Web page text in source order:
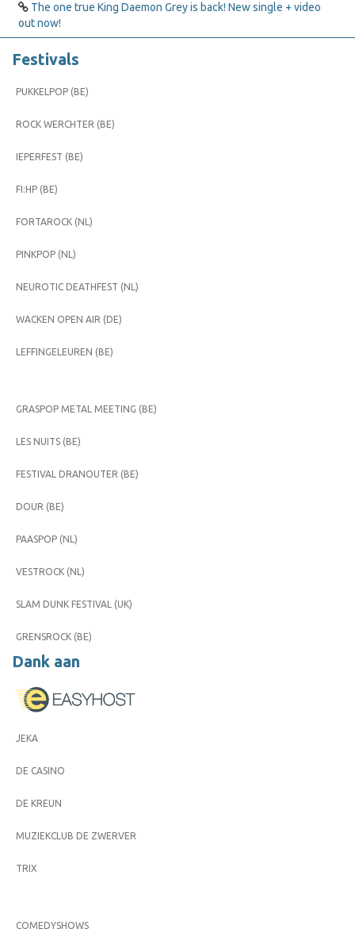
The one true King Daemon Grey is back! New single + video
out now!
Festivals
PUKKELPOP (BE)
ROCK WERCHTER (BE)
IEPERFEST (BE)
FI:HP (BE)
FORTAROCK (NL)
PINKPOP (NL)
NEUROTIC DEATHFEST (NL)
WACKEN OPEN AIR (DE)
LEFFINGELEUREN (BE)
GRASPOP METAL MEETING (BE)
LES NUITS (BE)
FESTIVAL DRANOUTER (BE)
DOUR (BE)
PAASPOP (NL)
VESTROCK (NL)
SLAM DUNK FESTIVAL (UK)
GRENSROCK (BE)
Dank aan
JEKA
DE CASINO
DE KREUN
MUZIEKCLUB DE ZWERVER
TRIX
COMEDYSHOWS